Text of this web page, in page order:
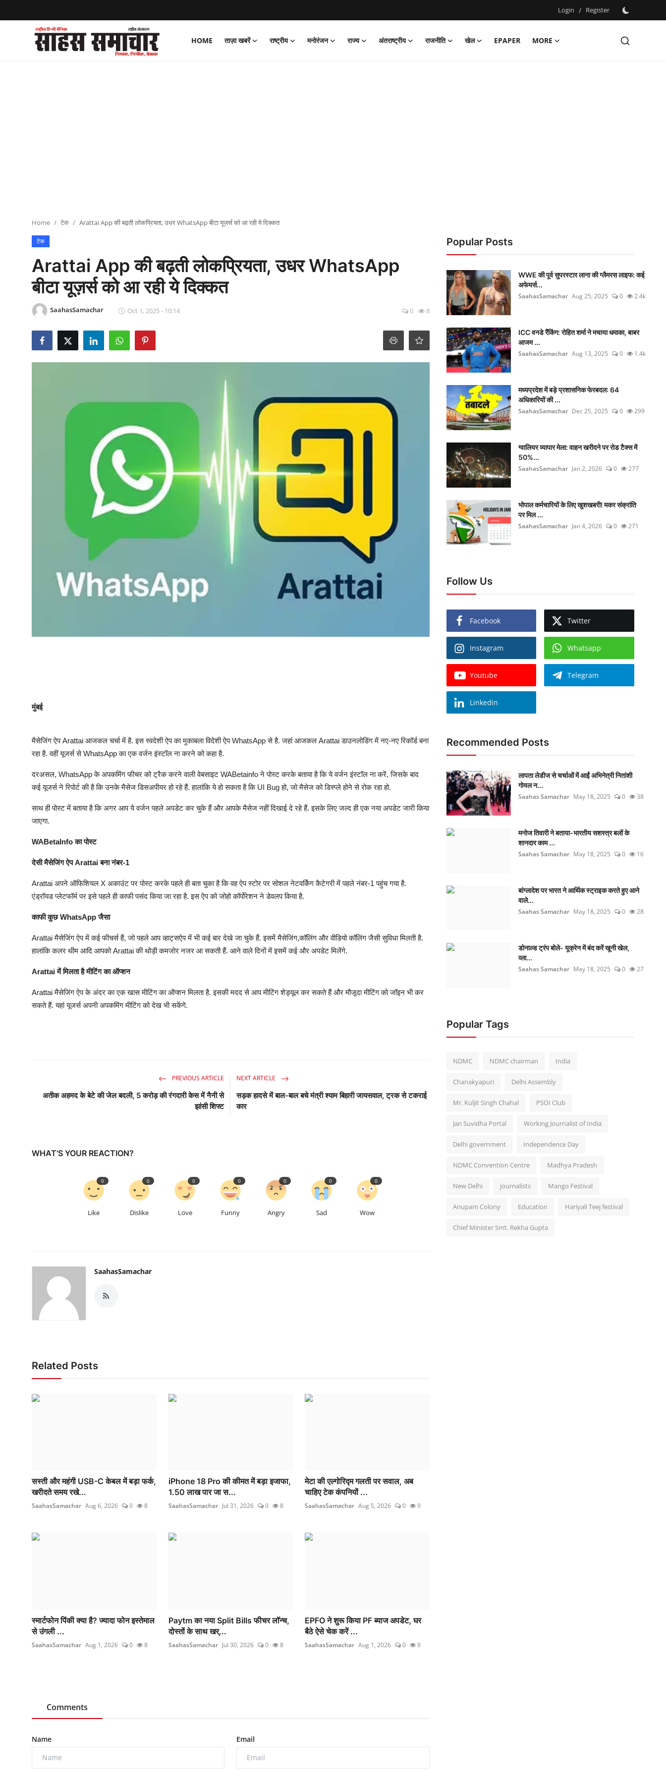
Login / Register
HOME ताज़ा खबरें राष्ट्रीय मनोरंजन राज्य अंतराष्ट्रीय राजनीति खेल EPAPER
MORE
Register
Home टेक Arattai App की बढ़ती लोकप्रियता, उधर WhatsApp बीटा यूज़र्स को आ रही ये दिक्कत
टेक
Arattai App की बढ़ती लोकप्रियता, उधर WhatsApp
बीटा यूज़र्स को आ रही ये दिक्कत
SaahasSamachar Oct 1, 2025 - 10:14 0 8
मुंबई
मैसेजिंग ऐप Arattai आजकल चर्चा में है. इस स्वदेशी ऐप का मुकाबला विदेशी ऐप WhatsApp से है. जहां आजकल Arattai डाउनलोडिंग में नए-नए रिकॉर्ड बना
रहा है. वहीं यूजर्स से WhatsApp का एक वर्जन इंस्टॉल ना करने को कहा है.
दरअसल, WhatsApp के अपकमिंग फीचर को ट्रैक करने वाली वेबसाइट WABetainfo ने पोस्ट करके बताया है कि ये वर्जन इंस्टॉल ना करें, जिसके बाद
कई यूजर्स ने रिपोर्ट की है कि उनके मैसेज डिसअपीयर हो रहे हैं. हालांकि ये हो सकता है कि UI Bug हो, जो मैसेज को डिस्प्ले होने से रोक रहा हो.
साथ ही पोस्ट में बताया है कि अगर आप ये वर्जन पहले अपडेट कर चुके हैं और आपके मैसेज नहीं दिखाई दे रहे हैं. इसके लिए जल्द ही एक नया अपडेट जारी किया
जाएगा.
WABetaInfo का पोस्ट
देसी मैसेजिंग ऐप Arattai बना नंबर-1
Arattai अपने ऑफिशियल X अकाउंट पर पोस्ट करके पहले ही बता चुका है कि वह ऐप स्टोर पर सोशल नेटवर्किंग कैटेगरी में पहले नंबर-1 पहुंच गया है.
एंड्रॉयड प्लेटफॉर्म पर इसे पहले ही काफी पसंद किया जा रहा है. इस ऐप को जोहो कॉर्पोरेशन ने डेवलप किया है.
काफी कुछ WhatsApp जैसा
Arattai मैसेजिंग ऐप में कई फीचर्स हैं, जो पहले आप व्हाट्सऐप में भी कई बार देखे जा चुके हैं. इसमें मैसेजिंग,कॉलिंग और वीडियो कॉलिंग जैसी सुविधा मिलती है.
हालांकि कलर थीम आदि आपको Arattai की थोड़ी कमजोर नजर आ सकती हैं. आने वाले दिनों में इसमें कई और अपडेट मिलेंगे.
Arattai में मिलता है मीटिंग का ऑप्शन
Arattai मैसेजिंग ऐप के अंदर का एक खास मीटिंग का ऑप्शन मिलता है. इसकी मदद से आप मीटिंग शेड्यूल कर सकते हैं और मौजूदा मीटिंग को जॉइन भी कर
सकते हैं. यहां यूजर्स अपनी अपकमिंग मीटिंग को देख भी सकेंगे.
PREVIOUS ARTICLE
अतीक अहमद के बेटे की जेल बदली, 5 करोड़ की रंगदारी केस में नैनी से
झांसी शिफ्ट
NEXT ARTICLE
सड़क हादसे में बाल-बाल बचे मंत्री श्याम बिहारी जायसवाल, ट्रक से टकराई
कार
WHAT'S YOUR REACTION?
Like
0
Dislike
0
Love
0
Funny
0
Angry
0
Sad
0
Wow
0
SaahasSamachar
Related Posts
सस्ती और महंगी USB-C केबल में बड़ा फर्क,
खरीदते समय रखे...
SaahasSamachar Aug 6, 2026 0 8
iPhone 18 Pro की कीमत में बड़ा इजाफा,
1.50 लाख पार जा स...
SaahasSamachar Jul 31, 2026 0 8
मेटा की एल्गोरिद्म गलती पर सवाल, अब
चाहिए टेक कंपनियों ...
SaahasSamachar Aug 5, 2026 0 9
स्मार्टफोन पिंकी क्या है? ज्यादा फोन इस्तेमाल
से उंगली ...
SaahasSamachar Aug 1, 2026 0 8
Paytm का नया Split Bills फीचर लॉन्च,
दोस्तों के साथ खर्...
SaahasSamachar Jul 30, 2026 0 8
EPFO ने शुरू किया PF ब्याज अपडेट, घर
बैठे ऐसे चेक करें ...
SaahasSamachar Aug 1, 2026 0 9
Comments
Name Email
Popular Posts
WWE की पूर्व सुपरस्टार लाना की ग्लैमरस लाइफ: कई
अफेयर्स...
SaahasSamachar Aug 25, 2025 0 2.4k
ICC वनडे रैंकिंग: रोहित शर्मा ने मचाया धमाका, बाबर
आजम ...
SaahasSamachar Aug 13, 2025 0 1.4k
मध्यप्रदेश में बड़े प्रशासनिक फेरबदल: 64
अधिकारियों की ...
SaahasSamachar Dec 25, 2025 0 299
ग्वालियर व्यापार मेला: वाहन खरीदने पर रोड टैक्स में
50%...
SaahasSamachar Jan 2, 2026 0 277
भोपाल कर्मचारियों के लिए खुशखबरी! मकर संक्रांति
पर मिल ...
SaahasSamachar Jan 4, 2026 0 271
Follow Us
Facebook Twitter
Instagram Whatsapp
Youtube Telegram
Linkedin
Recommended Posts
लापता लेडीज से चर्चाओं में आईं अभिनेत्री नितांशी
गोयल न...
Saahas Samachar May 18, 2025 0 38
मनोज तिवारी ने बताया-भारतीय सशस्त्र बलों के
शानदार काम ...
Saahas Samachar May 18, 2025 0 16
बांग्लादेश पर भारत ने आर्थिक स्ट्राइक करते हुए आने
वाले...
Saahas Samachar May 18, 2025 0 28
डोनाल्ड ट्रंप बोले- यूक्रेन में बंद करें खूनी खेल,
व्ला...
Saahas Samachar May 18, 2025 0 27
Popular Tags
NDMC NDMC chairman India
Chanakyapuri Delhi Assembly
Mr. Kuljit Singh Chahal PSOI Club
Jan Suvidha Portal Working Journalist of India
Delhi government Independence Day
NDMC Convention Centre Madhya Pradesh
New Delhi journalists Mango Festival
Anupam Colony Education Hariyali Teej festival
Chief Minister Smt. Rekha Gupta